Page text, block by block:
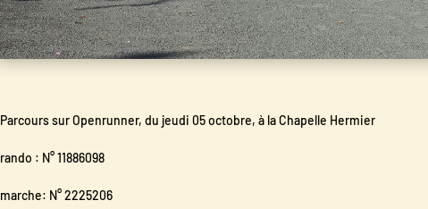
Parcours sur Openrunner, du jeudi 05 octobre, à la Chapelle Hermier
rando : N° 11886098
marche: N° 2225206